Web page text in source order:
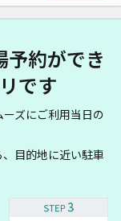
予約ができ
です
ズにご利用当日の
目的地に近い駐車